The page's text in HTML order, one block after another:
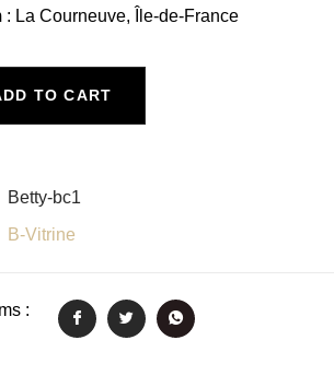
: La Courneuve, Île-de-France
TO CART
Betty-bc1
B-Vitrine
: